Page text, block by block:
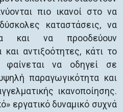
πιο ικανοί στο να
καταστάσεις, να
και να προοδεύουν
αντιξοότητες, κάτι το
να οδηγεί σε
παραγωγικότητα και
ικανοποίησης.
εργατικό δυναμικό συχνά